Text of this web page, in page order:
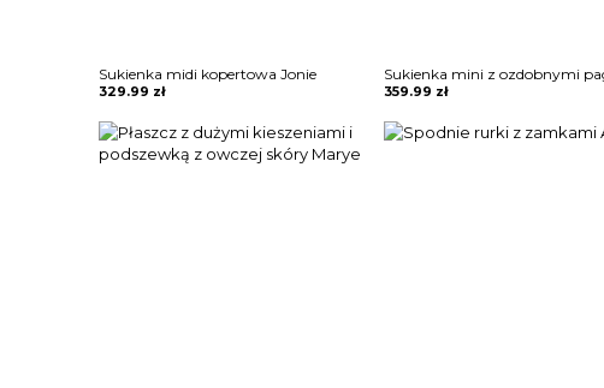
Sukienka midi kopertowa Jonie
329.99 zł 359.99 zł